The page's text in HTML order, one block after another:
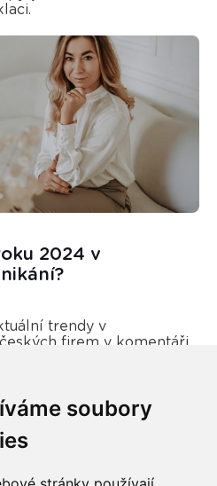
soubory
2024 v
trendy v
firem v komentáři
Průchová, regionální
a porotkyně soutěže